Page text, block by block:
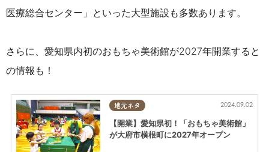
医療総合センター」といった大型施設も多数あります。
さらに、愛知県内初のおもちゃ美術館が2027年開業すると
の情報も！
地元ネタ 2024.09.02
【開業】愛知県初！「おもちゃ美術館」
が大府市横根町に2027年オープン